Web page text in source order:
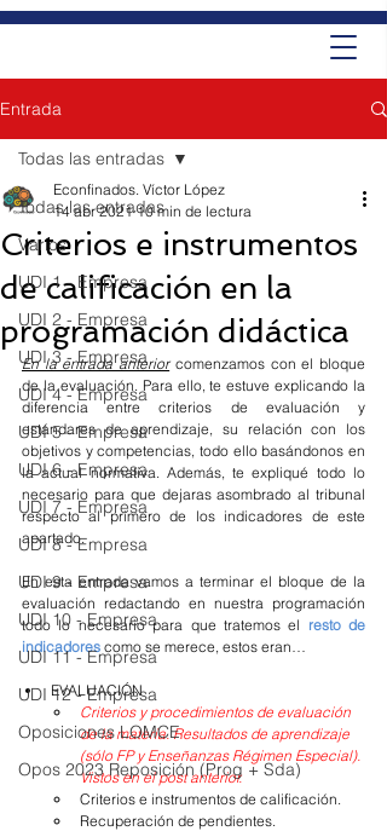
Entrada
Todas las entradas
Varios
UDI 1 - Empresa
UDI 2 - Empresa
UDI 3 - Empresa
UDI 4 - Empresa
UDI 5 - Empresa
UDI 6 - Empresa
UDI 7 - Empresa
UDI 8 - Empresa
UDI 9 - Empresa
UDI 10 - Empresa
UDI 11 - Empresa
UDI 12 - Empresa
Oposiciones LOMCE
Opos 2023 Reposición (Prog + Sda)
Todas las entradas
Criterios e instrumentos
de calificación en la
programación didáctica
Econfinados. Víctor López
14 abr 2021 10 min de lectura
En la entrada anterior comenzamos con el bloque
de la evaluación. Para ello, te estuve explicando la
diferencia entre criterios de evaluación y
estándares de aprendizaje, su relación con los
objetivos y competencias, todo ello basándonos en
la actual normativa. Además, te expliqué todo lo
necesario para que dejaras asombrado al tribunal
respecto al primero de los indicadores de este
apartado.
En esta entrada vamos a terminar el bloque de la
evaluación redactando en nuestra programación
todo lo necesario para que tratemos el resto de
indicadores como se merece, estos eran…
EVALUACIÓN
Criterios y procedimientos de evaluación
de la materia. Resultados de aprendizaje
(sólo FP y Enseñanzas Régimen Especial).
Vistos en el post anterior.
Criterios e instrumentos de calificación.
Recuperación de pendientes.